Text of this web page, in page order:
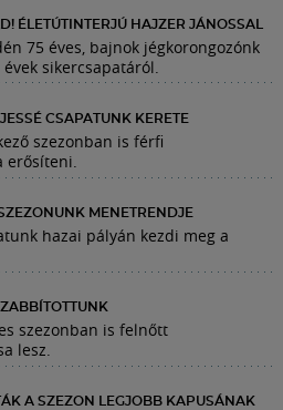
ÉLETÚTINTERJÚ HAJZER JÁNOSSAL
75 éves, bajnok jégkorongozónk
sikercsapatáról.
CSAPATUNK KERETE
szezonban is férfi
erősíteni.
MENETRENDJE
hazai pályán kezdi meg a
szezonban is felnőtt
lesz.
A SZEZON LEGJOBB KAPUSÁNAK